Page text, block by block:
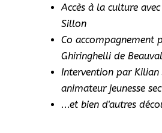
Accès à la culture
Sillon
Co accompagnement
Ghiringhelli de
Intervention par Kilian
animateur jeunesse
...et bien d'autres